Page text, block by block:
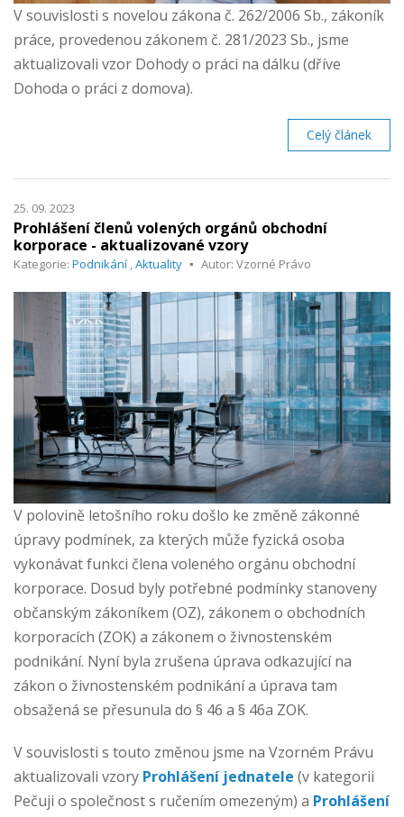
V souvislosti s novelou zákona č. 262/2006 Sb., zákoník
práce, provedenou zákonem č. 281/2023 Sb., jsme
aktualizovali vzor Dohody o práci na dálku (dříve
Dohoda o práci z domova).
Celý článek
25. 09. 2023
Prohlášení členů volených orgánů obchodní
korporace - aktualizované vzory
Kategorie: Podnikání ,Aktuality Autor: Vzorné Právo
V polovině letošního roku došlo ke změně zákonné
úpravy podmínek, za kterých může fyzická osoba
vykonávat funkci člena voleného orgánu obchodní
korporace. Dosud byly potřebné podmínky stanoveny
občanským zákoníkem (OZ), zákonem o obchodních
korporacích (ZOK) a zákonem o živnostenském
podnikání. Nyní byla zrušena úprava odkazující na
zákon o živnostenském podnikání a úprava tam
obsažená se přesunula do § 46 a § 46a ZOK.
V souvislosti s touto změnou jsme na Vzorném Právu
aktualizovali vzory Prohlášení jednatele (v kategorii
Pečuji o společnost s ručením omezeným) a Prohlášení